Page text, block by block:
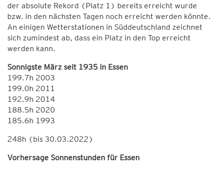
der absolute Rekord (Platz 1) bereits erreicht wurde
bzw. in den nächsten Tagen noch erreicht werden könnte.
An einigen Wetterstationen in Süddeutschland zeichnet
sich zumindest ab, dass ein Platz in den Top erreicht
werden kann.
Sonnigste März seit 1935 in Essen
199.7h 2003
199.0h 2011
192.9h 2014
188.5h 2020
185.6h 1993
248h (bis 30.03.2022)
Vorhersage Sonnenstunden für Essen